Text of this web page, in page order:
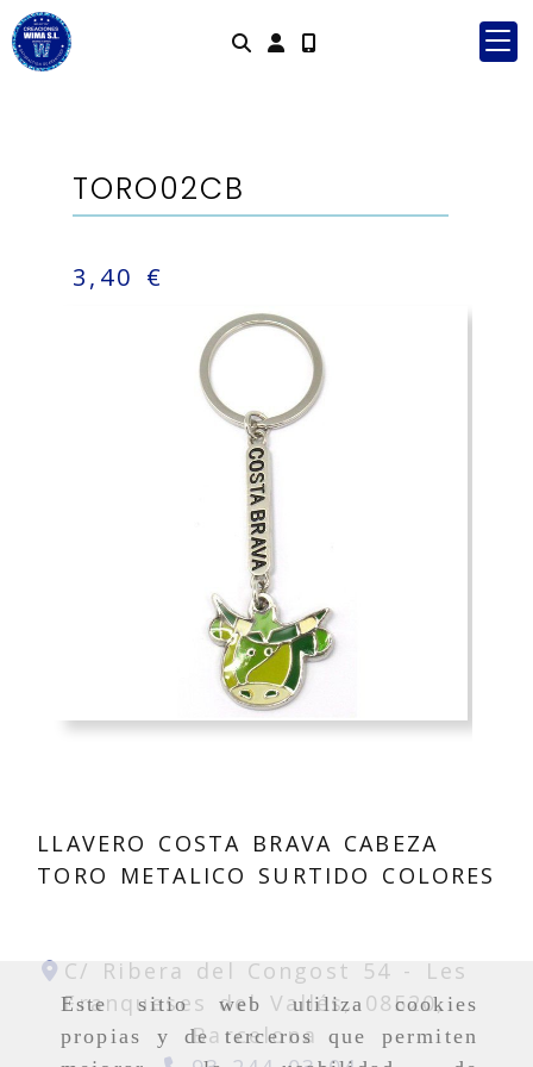
Este sitio web utiliza cookies
propias y de terceros que permiten
Identifícate
TORO02CB
3,40 €
LLAVERO COSTA BRAVA CABEZA
TORO METALICO SURTIDO COLORES
C/ Ribera del Congost 54 -
Les
Franqueses del Vallés, 08520,
Barcelona